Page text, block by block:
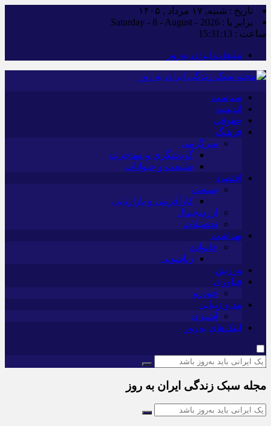
تاریخ : شنبه, ۱۷ مرداد , ۱۴۰۵
برابر با : Saturday - 8 - August - 2026
ساعت : 15:31:15
تبلیغات ایران به‌روز
سیاست
اندیشه
حقوقی
فرهنگ
سرگرمی
گردشگری و مهاجرت
طبیعت و حیوانات
اقتصاد
صنعت
کارآفرینی و بازاریابی
ارزدیجیتال
تحصیلات
بهداشت
خانواده
زناشویی
ورزش
فناوری
خودرو
مد و زیبایی
آشپزی
لینک‌های به‌روز
مجله سبک زندگی ایران به روز